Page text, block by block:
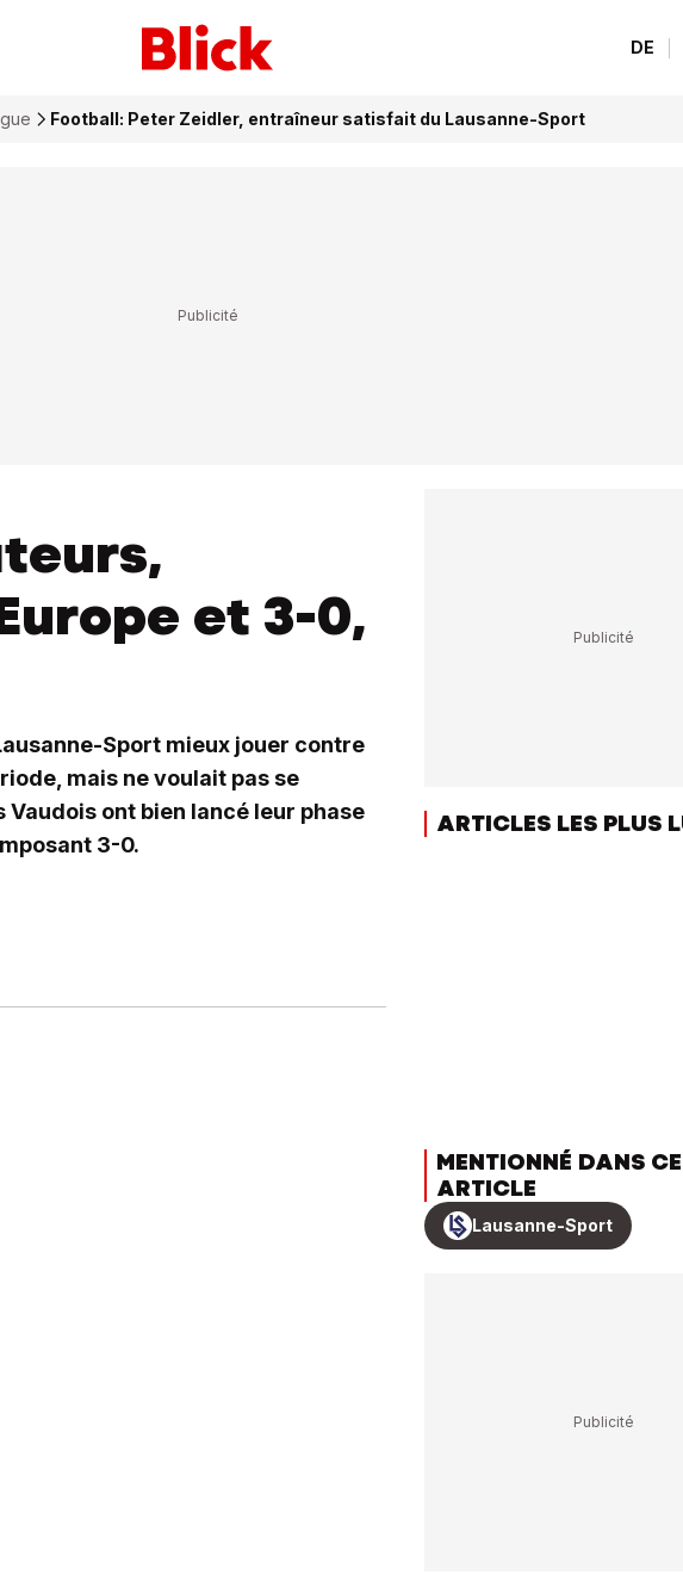
DE
Football: Peter Zeidler, entraîneur satisfait du Lausanne-Sport
et 3-0,
Sport mieux jouer contre
mais ne voulait pas se
ont bien lancé leur phase
3-0.
ARTICLES LES PLUS
MENTIONNÉ DANS
ARTICLE
Lausanne-Sport